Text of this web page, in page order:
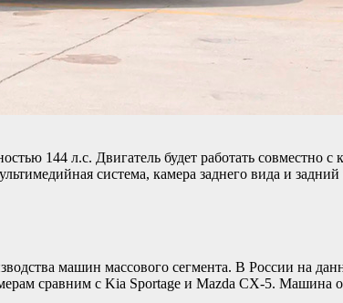
144 л.с. Двигатель будет работать совместно с
система, камера заднего вида и задний
машин массового сегмента. В России на
сравним с Kia Sportage и Mazda CX-5. Машина